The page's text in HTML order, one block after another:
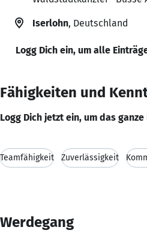
Iserlohn, Deutschland
Logg Dich ein, um alle
Fähigkeiten und
Logg Dich jetzt ein, um das
Teamfähigkeit Zuverlässigkeit
Werdegang